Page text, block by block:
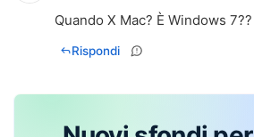
Quando X Mac? È Windows 7??
Rispondi